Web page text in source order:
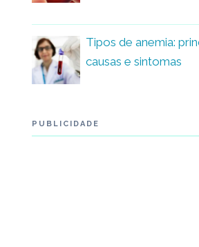
Tipos de anemia:
causas e sintomas
PUBLICIDADE